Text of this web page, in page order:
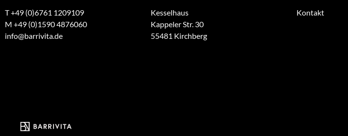
T +49 (0)6761 1209109
M +49 (0)1590 4876060
info@barrivita.de
Kesselhaus
Kappeler Str. 30
55481 Kirchberg
Kontakt